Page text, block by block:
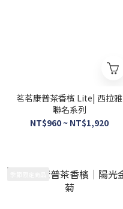
茗茗康普茶香檳 Lite| 西拉雅
聯名系列
NT$960 ~ NT$1,920